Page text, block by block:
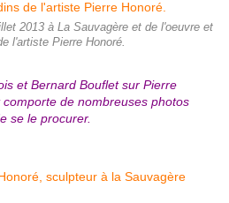
2013 à La Sauvagère et de l'oeuvre et
l'artiste Pierre Honoré.
et Bernard Bouflet sur Pierre
de nombreuses photos
se le procurer.